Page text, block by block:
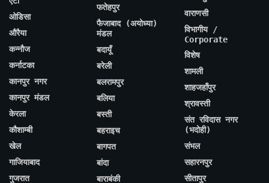
ओडिसा
औरैया
कन्नौज
कर्नाटका
कानपुर नगर
कानपुर मंडल
केरला
कौशाम्बी
खेल
गाजियाबाद
गुजरात
फतेहपुर
फैजाबाद (अयोध्या)
मंडल
बदायूँ
बरेली
बलरामपुर
बलिया
बस्ती
बहराइच
बागपत
बांदा
बाराबंकी
वाराणसी
विभागीय /
Corporate
विशेष
शामली
शाहजहाँपुर
श्रावस्ती
संत रविदास नगर
(भदोही)
संभल
सहारनपुर
सीतापुर